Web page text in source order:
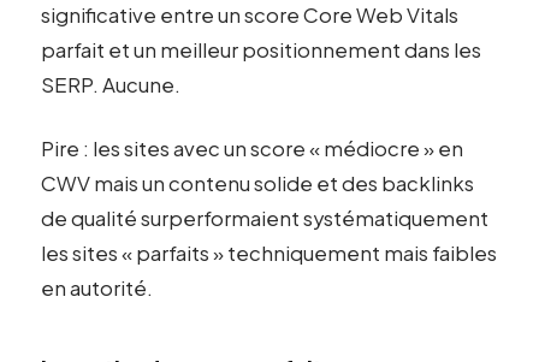
significative entre un score Core Web Vitals
parfait et un meilleur positionnement dans les
SERP. Aucune.
Pire : les sites avec un score « médiocre » en
CWV mais un contenu solide et des backlinks
de qualité surperformaient systématiquement
les sites « parfaits » techniquement mais faibles
en autorité.